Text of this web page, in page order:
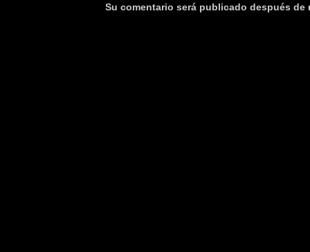
Su comentario será publicado después de